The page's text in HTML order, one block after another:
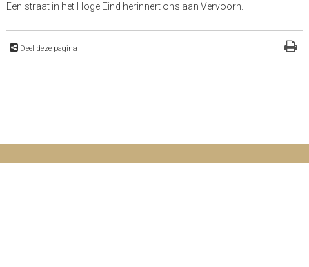
Een straat in het Hoge Eind herinnert ons aan Vervoorn.
Deel deze pagina